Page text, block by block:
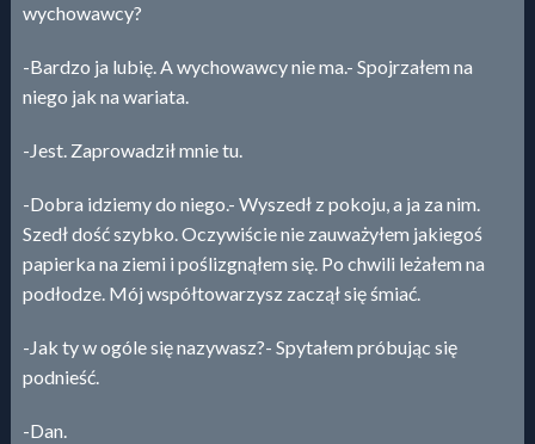
wychowawcy?
-Bardzo ja lubię. A wychowawcy nie ma.- Spojrzałem na
niego jak na wariata.
-Jest. Zaprowadził mnie tu.
-Dobra idziemy do niego.- Wyszedł z pokoju, a ja za nim.
Szedł dość szybko. Oczywiście nie zauważyłem jakiegoś
papierka na ziemi i poślizgnąłem się. Po chwili leżałem na
podłodze. Mój współtowarzysz zaczął się śmiać.
-Jak ty w ogóle się nazywasz?- Spytałem próbując się
podnieść.
-Dan.